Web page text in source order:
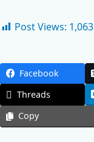
Post Views: 1,063
Facebook
Threads
Copy